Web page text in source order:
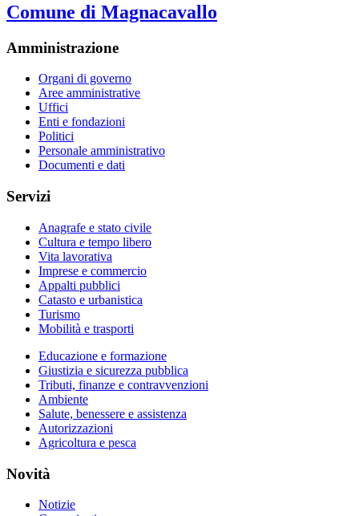
Comune di Magnacavallo
Amministrazione
Organi di governo
Aree amministrative
Uffici
Enti e fondazioni
Politici
Personale amministrativo
Documenti e dati
Servizi
Anagrafe e stato civile
Cultura e tempo libero
Vita lavorativa
Imprese e commercio
Appalti pubblici
Catasto e urbanistica
Turismo
Mobilità e trasporti
Educazione e formazione
Giustizia e sicurezza pubblica
Tributi, finanze e contravvenzioni
Ambiente
Salute, benessere e assistenza
Autorizzazioni
Agricoltura e pesca
Novità
Notizie